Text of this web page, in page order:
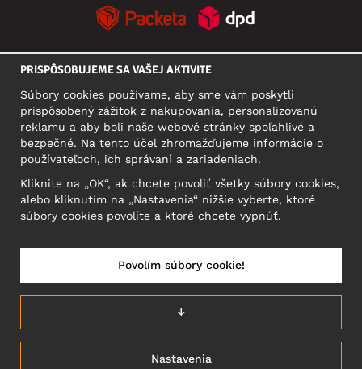
SÍDLO
Narva mnt 5, EE-10117 Tallinn
Reg: 12356245
SLOVENSKO/SLOVENČINA
PRISPÔSOBUJEME SA VAŠEJ AKTIVITE
Súbory cookies používame, aby sme vám poskytli
prispôsobený zážitok z nakupovania, personalizovanú
reklamu a aby boli naše webové stránky spoľahlivé a
bezpečné. Na tento účel zhromažďujeme informácie o
používateľoch, ich správaní a zariadeniach.
Kliknite na „OK“, ak chcete povoliť všetky súbory cookies,
alebo kliknutím na „Nastavenia“ nižšie vyberte, ktoré
súbory cookies povolíte a ktoré chcete vypnúť.
Nastavenia
↓
Povolím súbory cookie!